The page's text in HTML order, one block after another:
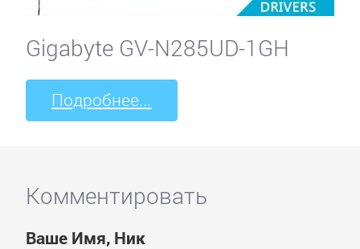
Gigabyte GV-N285UD-1GH
Подробнее...
Комментировать
Ваше Имя, Ник